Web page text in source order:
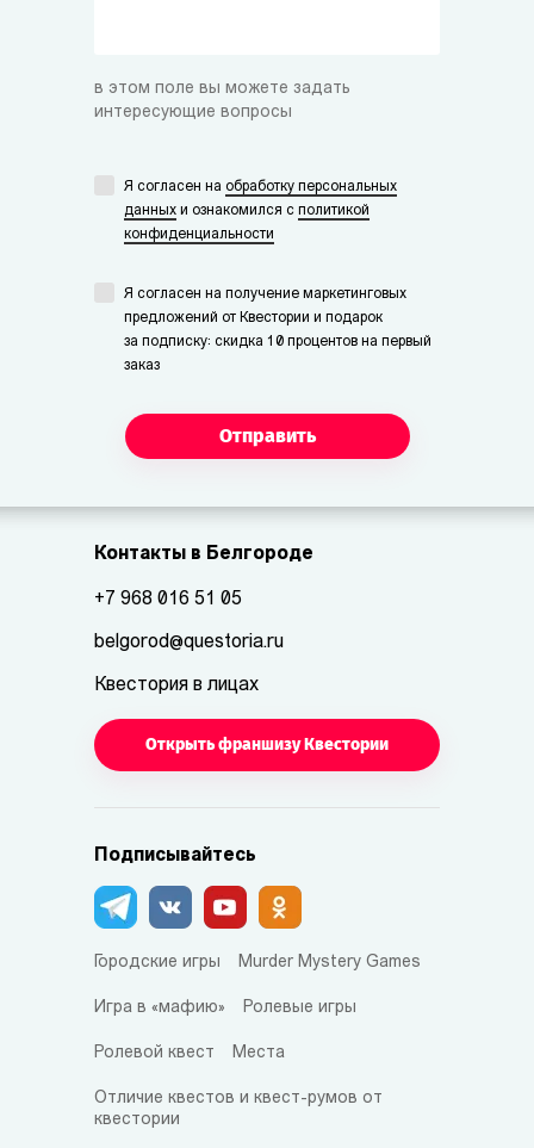
в этом поле вы можете задать
интересующие вопросы
Я согласен на обработку персональных
данных и ознакомился с политикой
конфиденциальности
Я согласен на получение маркетинговых
предложений от Квестории и подарок
за подписку: скидка 10 процентов на первый
заказ
Отправить
Контакты в Белгороде
+7 968 016 51 05
belgorod@questoria.ru
Квестория в лицах
Открыть франшизу Квестории
Подписывайтесь
Городские игры Murder Mystery Games
Игра в «мафию» Ролевые игры
Ролевой квест Места
Отличие квестов и квест-румов от
квестории